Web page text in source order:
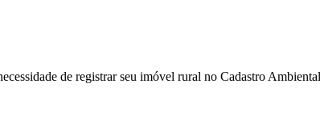
de registrar seu imóvel rural no Cadastro